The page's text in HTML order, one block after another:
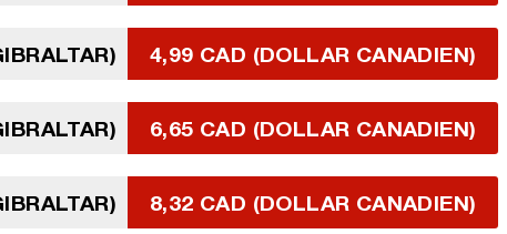
4,99 CAD (DOLLAR CANADIEN)
6,65 CAD (DOLLAR CANADIEN)
8,32 CAD (DOLLAR CANADIEN)